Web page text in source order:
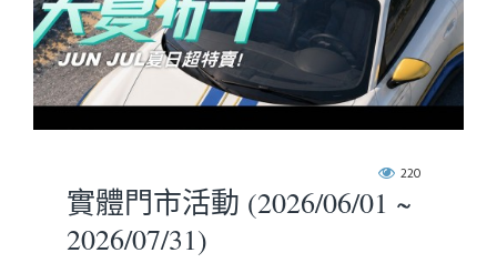
220
實體門市活動 (2026/06/01 ~
2026/07/31)